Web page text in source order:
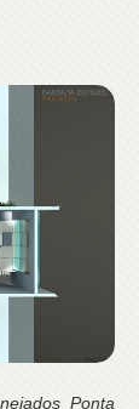
Ponta